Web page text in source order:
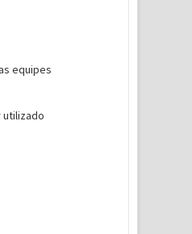
equipes
utilizado